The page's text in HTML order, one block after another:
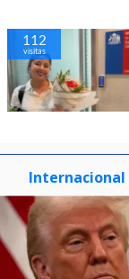
112
visitas
Internacional